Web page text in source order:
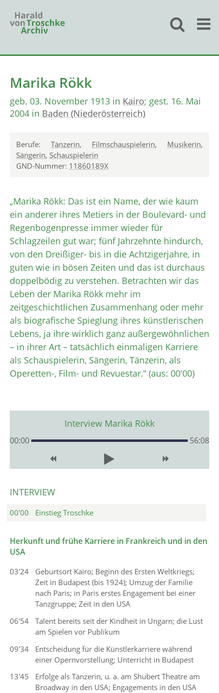
Marika Rökk
geb. 03. November 1913 in Kairo; gest. 16. Mai
2004 in Baden (Niederösterreich)
Berufe: Tänzerin, Filmschauspielerin, Musikerin,
Sängerin, Schauspielerin
GND-Nummer: 11860189X
„Marika Rökk: Das ist ein Name, der wie kaum
ein anderer ihres Metiers in der Boulevard- und
Regenbogenpresse immer wieder für
Schlagzeilen gut war; fünf Jahrzehnte hindurch,
von den Dreißiger- bis in die Achtzigerjahre, in
guten wie in bösen Zeiten und das ist durchaus
doppelbödig zu verstehen. Betrachten wir das
Leben der Marika Rökk mehr im
zeitgeschichtlichen Zusammenhang oder mehr
als biografische Spieglung ihres künstlerischen
Lebens, ja ihre wirklich ganz außergewöhnlichen
– in ihrer Art – tatsächlich einmaligen Karriere
als Schauspielerin, Sängerin, Tänzerin, als
Operetten-, Film- und Revuestar.“ (aus: 00'00)
Interview Marika Rökk
00:00 56:08
INTERVIEW
00'00 Einstieg Troschke
Herkunft und frühe Karriere in Frankreich und in den
USA
03'24
Geburtsort Kairo; Beginn des Ersten Weltkriegs;
Zeit in Budapest (bis 1924); Umzug der Familie
nach Paris; in Paris erstes Engagement bei einer
Tanzgruppe; Zeit in den USA
06'54
Talent bereits seit der Kindheit in Ungarn; die Lust
am Spielen vor Publikum
09'34
Entscheidung für die Künstlerkarriere während
einer Opernvorstellung; Unterricht in Budapest
13'45
Erfolge als Tänzerin, u. a. am Shubert Theatre am
Broadway in den USA; Engagements in den USA